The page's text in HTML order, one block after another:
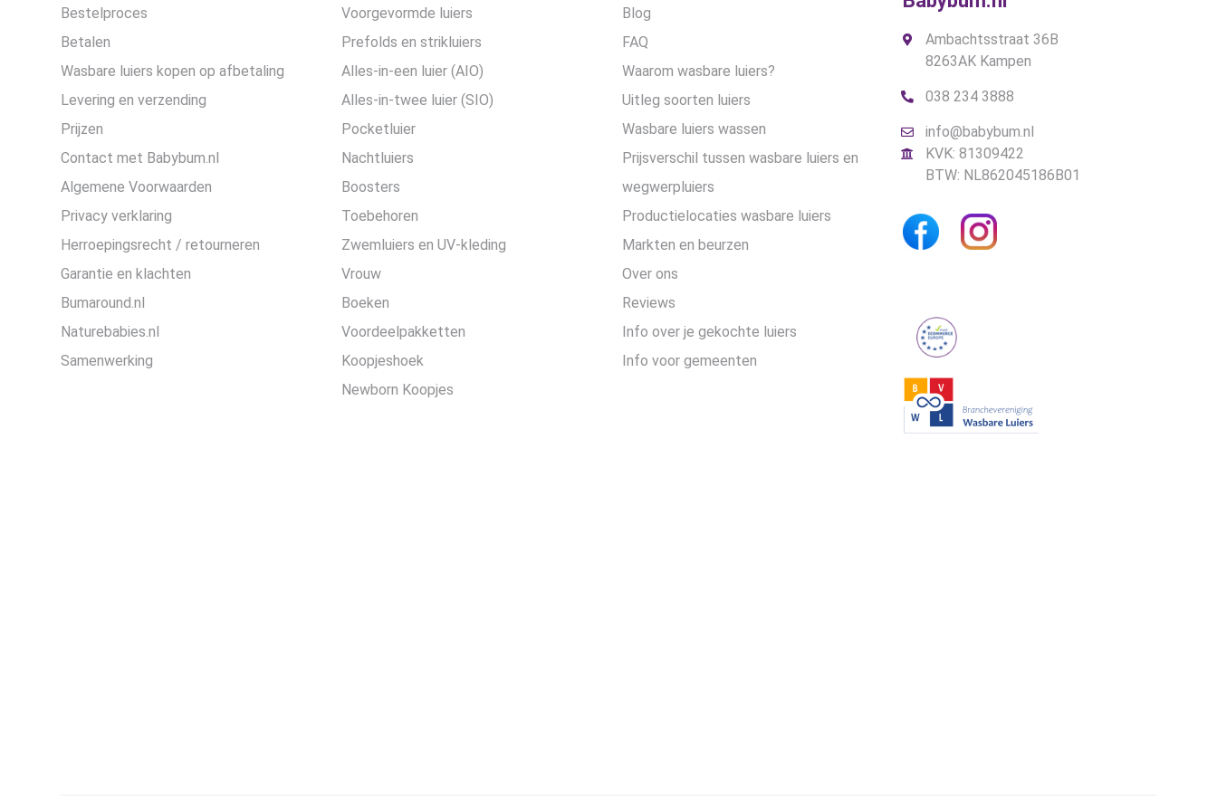
Bestelproces
Betalen
Wasbare luiers kopen op afbetaling
Levering en verzending
Prijzen
Contact met Babybum.nl
Algemene Voorwaarden
Privacy verklaring
Herroepingsrecht / retourneren
Garantie en klachten
Bumaround.nl
Naturebabies.nl
Samenwerking
Voorgevormde luiers
Prefolds en strikluiers
Alles-in-een luier (AIO)
Alles-in-twee luier (SIO)
Pocketluier
Nachtluiers
Boosters
Toebehoren
Zwemluiers en UV-kleding
Vrouw
Boeken
Voordeelpakketten
Koopjeshoek
Newborn Koopjes
Blog
FAQ
Waarom wasbare luiers?
Uitleg soorten luiers
Wasbare luiers wassen
Prijsverschil tussen wasbare luiers en
wegwerpluiers
Productielocaties wasbare luiers
Markten en beurzen
Over ons
Reviews
Info over je gekochte luiers
Info voor gemeenten
Ambachtsstraat 36B
8263AK Kampen
038 234 3888
info@babybum.nl
KVK: 81309422
BTW: NL862045186B01